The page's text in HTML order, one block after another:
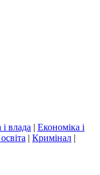
влада | Економіка і
| Кримінал |